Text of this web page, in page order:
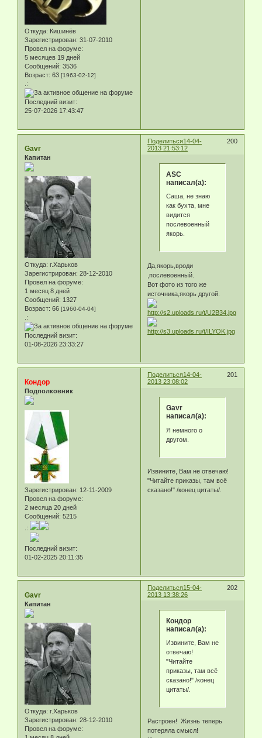
Откуда: Кишинёв
Зарегистрирован: 31-07-2010
Провел на форуме:
5 месяцев 19 дней
Сообщений: 3536
Возраст: 63 [1963-02-12]
.:
Последний визит:
25-07-2026 17:43:47
Поделиться 200
14-04-
2013 21:53:12
Gavr
Капитан
Откуда: г.Харьков
Зарегистрирован: 28-12-2010
Провел на форуме:
1 месяц 8 дней
Сообщений: 1327
Возраст: 66 [1960-04-04]
.:
Последний визит:
01-08-2026 23:33:27
ASC
написал(а):
Саша, не знаю
как бухта, мне
видится
послевоенный
якорь.
Да,якорь,вроди
,послевоенный.
Вот фото из того же
источника,якорь другой.
Поделиться 201
14-04-
2013 23:08:02
Кондор
Подполковник
Зарегистрирован: 12-11-2009
Провел на форуме:
2 месяца 20 дней
Сообщений: 5215
.:
Последний визит:
01-02-2025 20:11:35
Gavr
написал(а):
Я немного о
другом.
Извините, Вам не отвечаю!
"Читайте приказы, там всё
сказано!" /конец цитаты/.
Поделиться 202
15-04-
2013 13:38:26
Gavr
Капитан
Откуда: г.Харьков
Зарегистрирован: 28-12-2010
Провел на форуме:
Кондор
написал(а):
Извините, Вам не
отвечаю!
"Читайте
приказы, там всё
сказано!" /конец
цитаты/.
Растроен! Жизнь теперь
потеряла смысл!